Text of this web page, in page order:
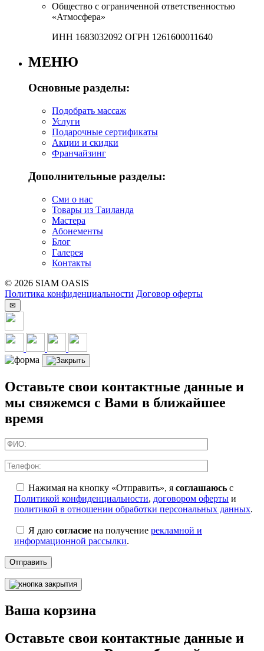
Общество с ограниченной ответственностью
«Атмосфера»
ИНН 1683032092 ОГРН 1261600011640
МЕНЮ
Основные разделы:
Подобрать массаж
Услуги
Подарочные сертификаты
Акции и скидки
Франчайзинг
Дополнительные разделы:
Сми о нас
Товары из Таиланда
Мастера
Абонементы
Блог
Галерея
Контакты
© 2026 SIAM OASIS
Политика конфиденциальности Договор оферты
✉
Оставьте свои контактные данные и
мы свяжемся с Вами в ближайшее
время
Нажимая на кнопку «Отправить», я соглашаюсь с
Политикой конфиденциальности, договором оферты и
политикой в отношении обработки персональных данных.
Я даю согласие на получение рекламной и
информационной рассылки.
Отправить
Ваша корзина
Оставьте свои контактные данные и